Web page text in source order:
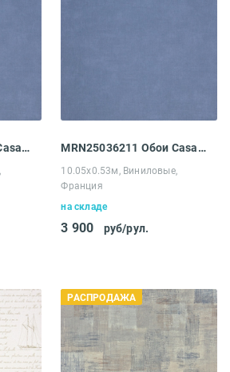
MRN25036211 Обои Casadeco Marina MRN25036211 Обои Casadeco Marina
10.05х0.53м, Виниловые,
Франция
на складе
3 900 руб/рул.
РАСПРОДАЖА